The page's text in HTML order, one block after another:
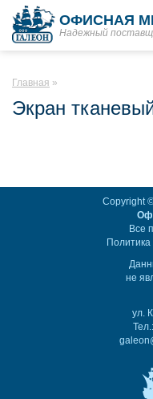
ОФИСНАЯ
Надежный
Главная
Экран
Copyright
Все
не
ул.